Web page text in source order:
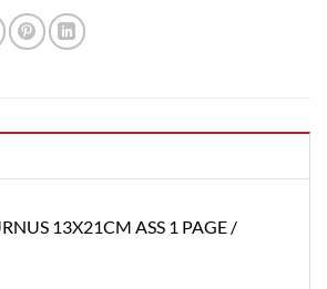
13X21CM ASS 1 PAGE /